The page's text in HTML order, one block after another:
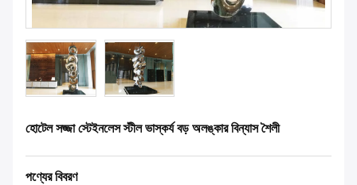
হোটেল সজ্জা স্টেইনলেস স্টীল ভাস্কর্য বড় অলঙ্কার বিন্যাস শৈলী
পণ্যের বিবরণ